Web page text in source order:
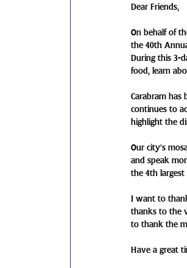
Dear Friends,
On behalf of
the 40th
During this 3-
food, learn
Carabram
continues to
highlight the
Our city’s
and speak
the 4th largest
I want to
thanks to the
to thank the
Have a great